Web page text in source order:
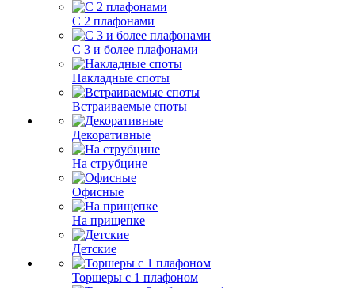
С 2 плафонами
С 3 и более плафонами
Накладные споты
Встраиваемые споты
Декоративные
На струбцине
Офисные
На прищепке
Детские
Торшеры с 1 плафоном